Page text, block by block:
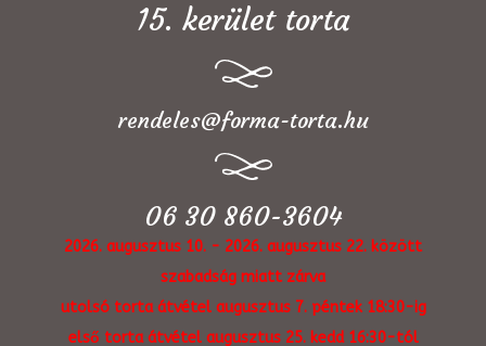
15. kerület torta
rendeles@forma-torta.hu
06 30 860-3604
2026. augusztus 10. - 2026. augusztus 22. között
szabadság miatt zárva
utolsó torta átvétel augusztus 7. péntek 18:30-ig
első torta átvétel augusztus 25. kedd 16:30-tól